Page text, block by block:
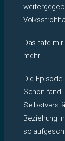
Das täte
mehr.
Die
Schön fand
Beziehung
so